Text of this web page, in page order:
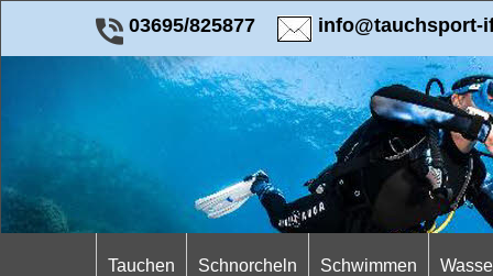
03695/825877 info@tauchsport-
Tauchen Schnorcheln Schwimmen